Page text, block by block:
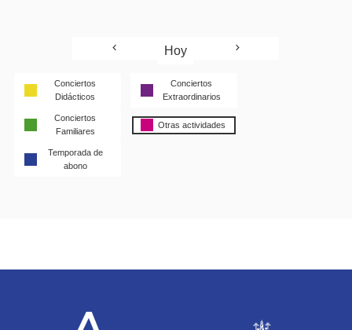
Hoy
Conciertos
Didácticos
Conciertos
Extraordinarios
Conciertos
Familiares
Otras actividades
Temporada de
abono